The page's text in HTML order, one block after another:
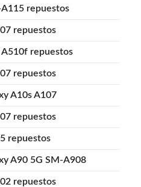
A115 repuestos
repuestos
A510f repuestos
repuestos
A10s A107
repuestos
repuestos
A90 5G SM-A908
repuestos